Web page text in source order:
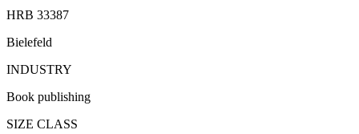
HRB 33387
Bielefeld
INDUSTRY
Book publishing
SIZE CLASS